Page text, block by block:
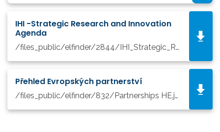
IHI -Strategic Research and Innovation
Agenda
/files_public/elfinder/2844/IHI_Strategic_Research_and_Innovation_Agenda_3.pdf
Přehled Evropských partnerství
/files_public/elfinder/832/Partnerships HE.jpg